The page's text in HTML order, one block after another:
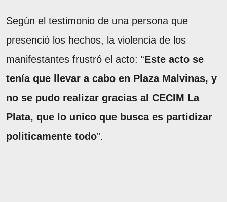
Según el testimonio de una persona que
presenció los hechos, la violencia de los
manifestantes frustró el acto: “Este acto se
tenía que llevar a cabo en Plaza Malvinas, y
no se pudo realizar gracias al CECIM La
Plata, que lo unico que busca es partidizar
politicamente todo”.